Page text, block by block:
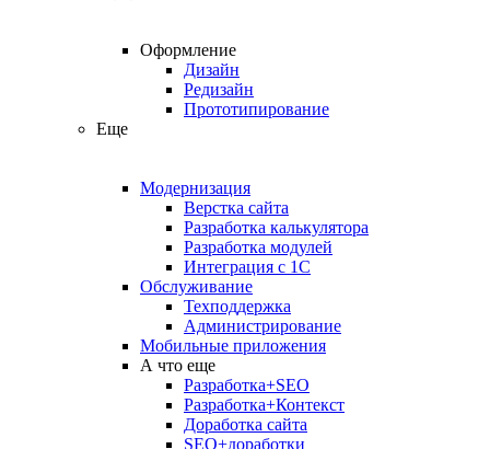
Оформление
Дизайн
Редизайн
Прототипирование
Еще
Модернизация
Верстка сайта
Разработка калькулятора
Разработка модулей
Интеграция с 1С
Обслуживание
Техподдержка
Администрирование
Мобильные приложения
А что еще
Разработка+SEO
Разработка+Контекст
Доработка сайта
SEO+доработки